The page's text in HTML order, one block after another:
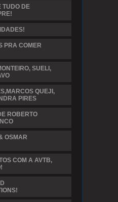
TUDO DE
PRA COMER
SUELI,
QUEJI,
PIRES
ROBERTO
OSMAR
COM A AVTB,